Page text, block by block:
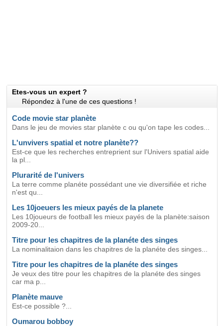
Etes-vous un expert ?
Répondez à l'une de ces questions !
Code movie star planète
Dans le jeu de movies star planète c ou qu'on tape les codes...
L'unvivers spatial et notre planète??
Est-ce que les recherches entreprient sur l'Univers spatial aide
la pl...
Plurarité de l'univers
La terre comme planéte possédant une vie diversifiée et riche
n'est qu...
Les 10joeuers les mieux payés de la planete
Les 10joueurs de football les mieux payés de la planète:saison
2009-20...
Titre pour les chapitres de la planéte des singes
La nominalitaion dans les chapitres de la planéte des singes...
Titre pour les chapitres de la planéte des singes
Je veux des titre pour les chapitres de la planéte des singes
car ma p...
Planète mauve
Est-ce possible ?...
Oumarou bobboy